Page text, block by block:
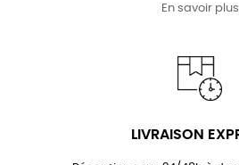
En savoir plus
LIVRAISON